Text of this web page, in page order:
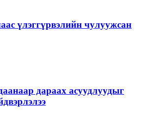
үлэггүрвэлийн чулуужсан
дараах асуудлуудыг